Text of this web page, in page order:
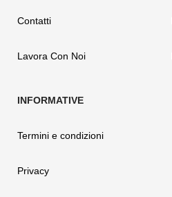
Contatti
Lavora Con Noi
Termini e condizioni
Privacy